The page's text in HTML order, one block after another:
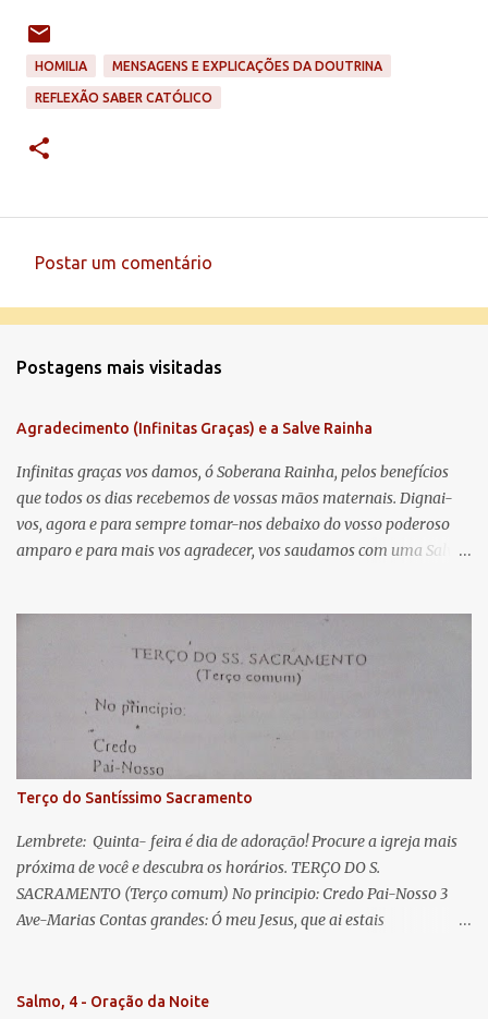
HOMILIA MENSAGENS E EXPLICAÇÕES DA DOUTRINA
REFLEXÃO SABER CATÓLICO
e
t
á
r
i
o
Postar um comentário
Postagens mais visitadas
Agradecimento (Infinitas Graças) e a Salve Rainha
Infinitas graças vos damos, ó Soberana Rainha, pelos benefícios
que todos os dias recebemos de vossas mãos maternais. Dignai-
vos, agora e para sempre tomar-nos debaixo do vosso poderoso
amparo e para mais vos agradecer, vos saudamos com uma Salve
lágrimas. Eia, pois, Advogada nossa, estes vossos olhos
misericordiosos a nós volvei, e depois deste desterro, mostrai-nos
Jesus. Bendito é o fruto do vosso ventre, ó clemente, ó piedosa, ó
doce e sempre Virgem Maria. Rogai por nós Santa Mãe de Deus.
Para que sejamos dignos das promessas de Cristo. Amém.
Terço do Santíssimo Sacramento
Lembrete: Quinta- feira é dia de adoração! Procure a igreja mais
próxima de você e descubra os horários. TERÇO DO S.
SACRAMENTO (Terço comum) No principio: Credo Pai-Nosso 3
Ave-Marias Contas grandes: Ó meu Jesus, que ai estais
Vós morra eu! Nas contas pequenas: Sacramento de Amor!
Salmo, 4 - Oração da Noite